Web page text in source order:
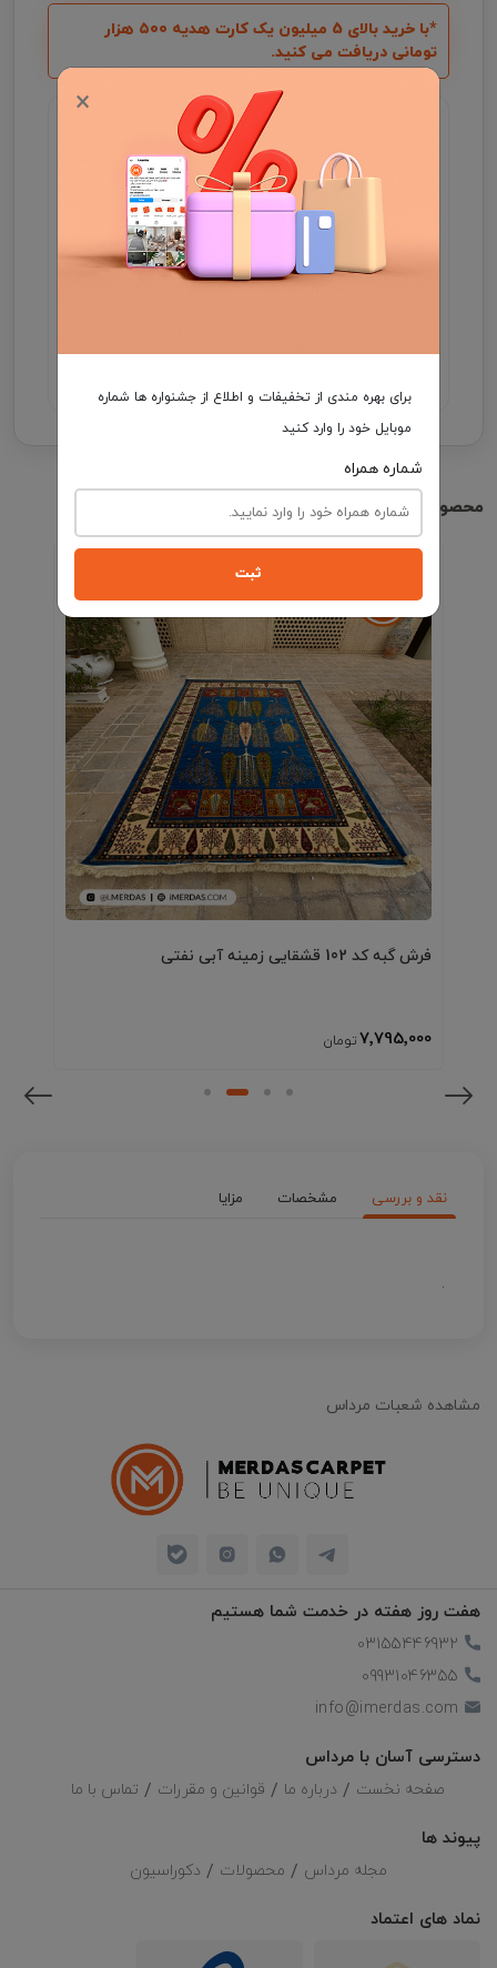
*با خرید بالای 5 میلیون یک کارت هدیه ۵۰۰ هزار
تومانی دریافت می کنید.
گارانتی اصالت و سلامت فیزیکی کالا
جهت اطلاع از موجودی و ثبت سفارش میتوانید با شماره
09931046355 در واتساپ ارتباط برقرار کنید .
7 روز کاری و در غیر این صورت ۲5 الی 35 روز کاری
می باشد.
محصولات مشابه
فرش گبه کد 102 قشقایی زمینه آبی نفتی
7٬795٬000
نقد و بررسی مشخصات مزایا
.
×
برای بهره مندی از تخفیفات و اطلاع از جشنواره ها شماره
موبایل خود را وارد کنید
شماره همراه
ثبت
مشاهده شعبات مرداس
هفت روز هفته در خدمت شما هستیم
03155446932
09931046355
info@imerdas.com
دسترسی آسان با مرداس
صفحه نخست درباره ما قوانین و مقررات تماس با ما
پیوند ها
مجله مرداس محصولات دکوراسیون
نماد های اعتماد